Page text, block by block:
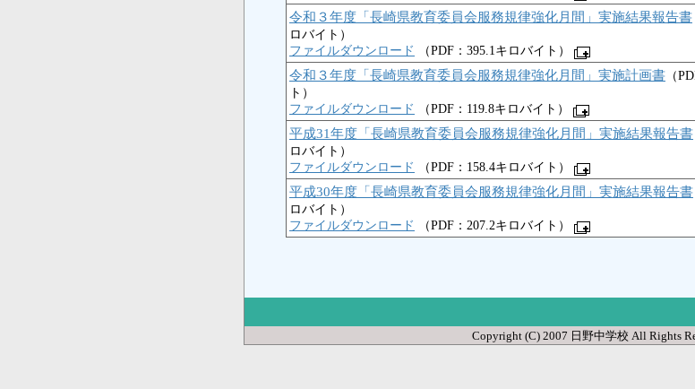
令和３年度「長崎県教育委員会服務規律強化月間」実施結果報告書
ロバイト）
ファイルダウンロード
（PDF：395.1キロバイト）
令和３年度「長崎県教育委員会服務規律強化月間」実施計画書 （
ト）
ファイルダウンロード
（PDF：119.8キロバイト）
平成31年度「長崎県教育委員会服務規律強化月間」実施結果報告書
ロバイト）
ファイルダウンロード
（PDF：158.4キロバイト）
平成30年度「長崎県教育委員会服務規律強化月間」実施結果報告書
ロバイト）
ファイルダウンロード
（PDF：207.2キロバイト）
Copyright (C) 2007 日野中学校 All Rights